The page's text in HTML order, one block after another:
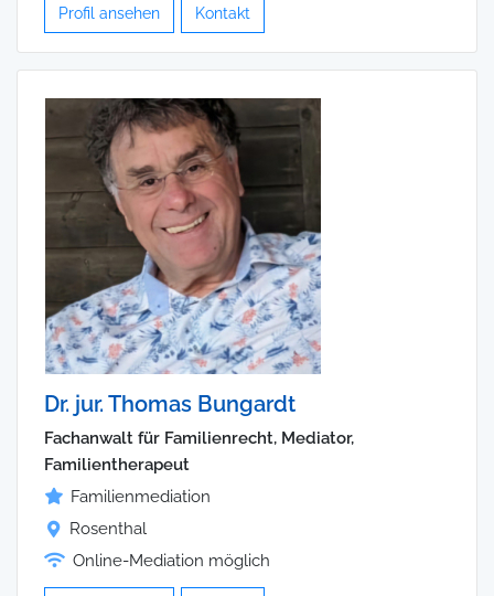
Profil ansehen Kontakt
Dr. jur. Thomas Bungardt
Fachanwalt für Familienrecht, Mediator,
Familientherapeut
Familienmediation
Rosenthal
Online-Mediation möglich